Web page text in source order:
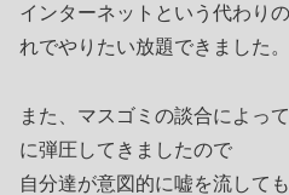
インターネットという代わり
れでやりたい放題できました。
また、マスゴミの談合によっ
に弾圧してきましたので
自分達が意図的に嘘を流して